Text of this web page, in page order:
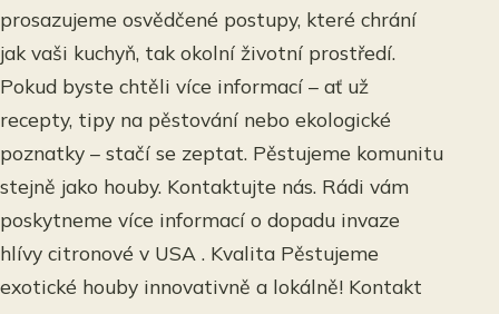
prosazujeme osvědčené postupy, které chrání
jak vaši kuchyň, tak okolní životní prostředí.
Pokud byste chtěli více informací – ať už
recepty, tipy na pěstování nebo ekologické
poznatky – stačí se zeptat. Pěstujeme komunitu
stejně jako houby. Kontaktujte nás. Rádi vám
poskytneme více informací o dopadu invaze
hlívy citronové v USA . Kvalita Pěstujeme
exotické houby innovativně a lokálně! Kontakt